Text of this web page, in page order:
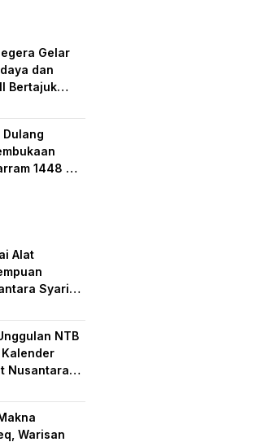
Gelar
dan
Bertajuk
Dulang
1448 H
Alat
Syariat,
nilai
NTB
Kalender
Nusantara
Warisan